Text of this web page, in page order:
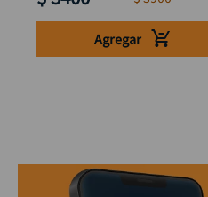
Agregar